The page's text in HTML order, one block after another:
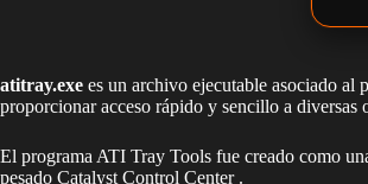
atitray.exe es un archivo ejecutable asociado al
proporcionar acceso rápido y sencillo a
El programa ATI Tray Tools fue creado como
pesado Catalyst Control Center .